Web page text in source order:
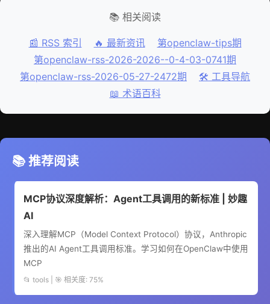
📚 相关阅读
📰 RSS 索引 🔥 最新资讯
第openclaw-tips期
第openclaw-rss-2026-2026--0-4-03-0741期
第openclaw-rss-2026-05-27-2472期
🛠️ 工具导航
📖 术语百科
📚 推荐阅读
MCP协议深度解析：Agent工具调用的新标准 | 妙趣
AI
深入理解MCP（Model Context Protocol）协议，Anthropic
推出的AI Agent工具调用标准。学习如何在OpenClaw中使用
MCP
📂 tools | 🎯 相关度: 75%